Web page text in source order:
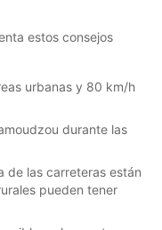
estos consejos
urbanas y 80 km/h
durante las
de las carreteras están
pueden tener